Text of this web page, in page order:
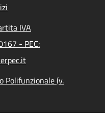
IVA
- PEC:
Polifunzionale (v.